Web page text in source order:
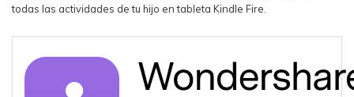
todas las actividades de tu hijo en tableta Kindle Fire.